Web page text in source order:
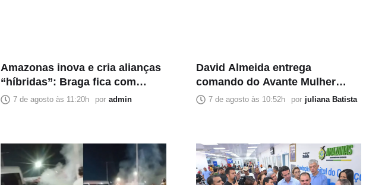
Amazonas inova e cria alianças
“híbridas”: Braga fica com
David em Manaus e com Omar
7 de agosto às 11:20h por admin
David Almeida entrega
comando do Avante Mulher
estadual e municipal para
7 de agosto às 10:52h por juliana Batista